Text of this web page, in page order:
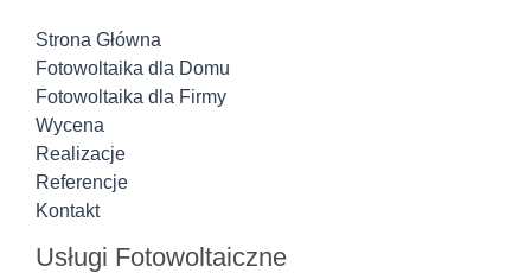
Strona Główna
Fotowoltaika dla Domu
Fotowoltaika dla Firmy
Wycena
Realizacje
Referencje
Kontakt
Usługi Fotowoltaiczne